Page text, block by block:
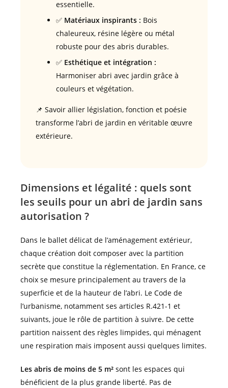
essentielle.
✅ Matériaux inspirants : Bois
chaleureux, résine légère ou métal
robuste pour des abris durables.
✅ Esthétique et intégration :
Harmoniser abri avec jardin grâce à
couleurs et végétation.
📌 Savoir allier législation, fonction et poésie
transforme l’abri de jardin en véritable œuvre
extérieure.
Dimensions et légalité : quels sont
les seuils pour un abri de jardin sans
autorisation ?
Dans le ballet délicat de l’aménagement extérieur,
chaque création doit composer avec la partition
secrète que constitue la réglementation. En France, ce
choix se mesure principalement au travers de la
superficie et de la hauteur de l’abri. Le Code de
l’urbanisme, notamment ses articles R.421-1 et
suivants, joue le rôle de partition à suivre. De cette
partition naissent des règles limpides, qui ménagent
une respiration mais imposent aussi quelques limites.
Les abris de moins de 5 m² sont les espaces qui
bénéficient de la plus grande liberté. Pas de